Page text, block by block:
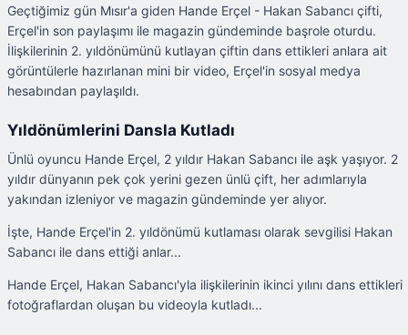
Geçtiğimiz gün Mısır'a giden Hande Erçel - Hakan Sabancı çifti,
Erçel'in son paylaşımı ile magazin gündeminde başrole oturdu.
İlişkilerinin 2. yıldönümünü kutlayan çiftin dans ettikleri anlara ait
görüntülerle hazırlanan mini bir video, Erçel'in sosyal medya
hesabından paylaşıldı.
Yıldönümlerini Dansla Kutladı
Ünlü oyuncu Hande Erçel, 2 yıldır Hakan Sabancı ile aşk yaşıyor. 2
yıldır dünyanın pek çok yerini gezen ünlü çift, her adımlarıyla
yakından izleniyor ve magazin gündeminde yer alıyor.
İşte, Hande Erçel'in 2. yıldönümü kutlaması olarak sevgilisi Hakan
Sabancı ile dans ettiği anlar...
Hande Erçel, Hakan Sabancı'yla ilişkilerinin ikinci yılını dans ettikleri
fotoğraflardan oluşan bu videoyla kutladı...